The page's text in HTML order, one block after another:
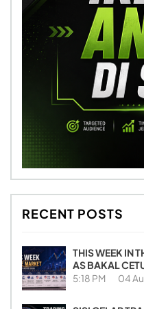
RECENT POSTS
THIS WEEK IN
AS BAKAL
5:18 PM 04